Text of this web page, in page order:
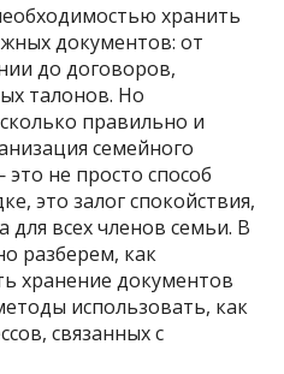
хранить
документов: от
до договоров,
талонов. Но
правильно и
семейного
не просто способ
это залог спокойствия,
для всех членов семьи. В
разберем, как
хранение документов
использовать, как
связанных с